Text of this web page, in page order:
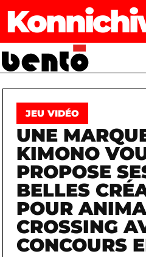
JEU VIDÉO
UNE
KIMONO
PROPOSE
BELLES
POUR
CROSSING
CONCOURS